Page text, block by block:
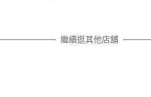
繼續逛其他店舖